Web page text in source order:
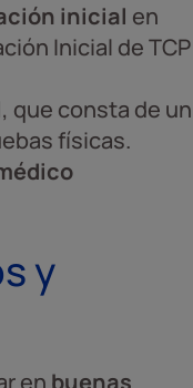
inicial en
Inicial de TCP
, que consta de un
físicas.
y
en buenas